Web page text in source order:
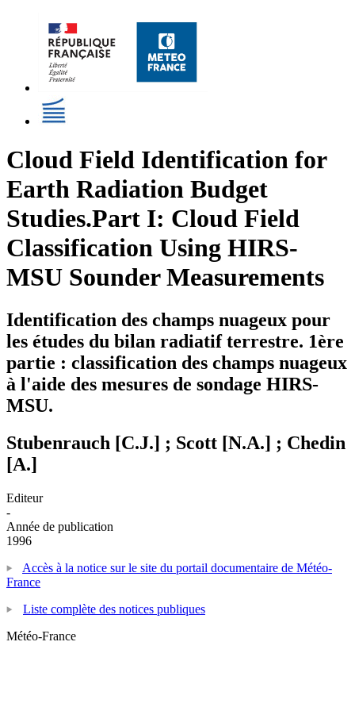
Cloud Field Identification for
Earth Radiation Budget
Studies.Part I: Cloud Field
Classification Using HIRS-
MSU Sounder Measurements
Identification des champs nuageux pour
les études du bilan radiatif terrestre. 1ère
partie : classification des champs nuageux
à l'aide des mesures de sondage HIRS-
MSU.
Stubenrauch [C.J.] ; Scott [N.A.] ; Chedin
[A.]
Editeur
-
Année de publication
1996
Accès à la notice sur le site du portail documentaire de Météo-
France
Liste complète des notices publiques
Météo-France